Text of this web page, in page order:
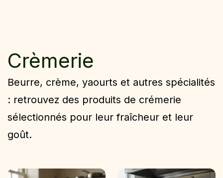
Crèmerie
Beurre, crème, yaourts et autres spécialités
: retrouvez des produits de crémerie
sélectionnés pour leur fraîcheur et leur
goût.